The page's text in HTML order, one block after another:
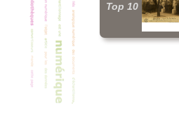
Top 10